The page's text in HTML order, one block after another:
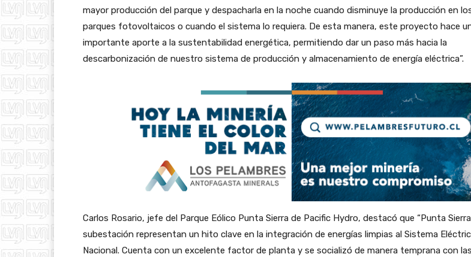
mayor producción del parque y despacharla en la noche cuando disminuye la producción en
parques fotovoltaicos o cuando el sistema lo requiera. De esta manera, este proyecto hace
importante aporte a la sustentabilidad energética, permitiendo dar un paso más hacia la
descarbonización de nuestro sistema de producción y almacenamiento de energía eléctrica”.
Carlos Rosario, jefe del Parque Eólico Punta Sierra de Pacific Hydro, destacó que “Punta
subestación representan un hito clave en la integración de energías limpias al Sistema
Nacional. Cuenta con un excelente factor de planta y se socializó de manera temprana con las